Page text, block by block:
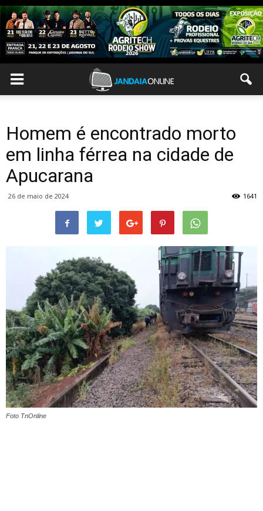
Homem é encontrado morto
em linha férrea na cidade de
Apucarana
26 de maio de 2024 1641
Foto TnOnline